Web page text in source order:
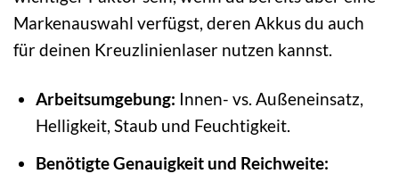
Markenauswahl verfügst, deren Akkus du auch
für deinen Kreuzlinienlaser nutzen kannst.
Arbeitsumgebung: Innen- vs. Außeneinsatz,
Helligkeit, Staub und Feuchtigkeit.
Benötigte Genauigkeit und Reichweite: